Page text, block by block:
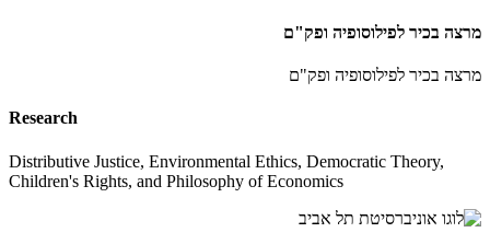
מרצה בכיר לפילוסופיה ופק"ם
מרצה בכיר לפילוסופיה ופק"ם
Research
Distributive Justice, Environmental Ethics, Democratic Theory,
Children's Rights, and Philosophy of Economics